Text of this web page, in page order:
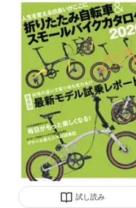
試し読み